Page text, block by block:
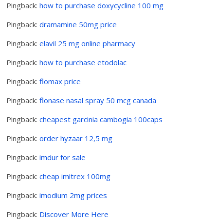
Pingback:how to purchase doxycycline 100 mg
Pingback:dramamine 50mg price
Pingback:elavil 25 mg online pharmacy
Pingback:how to purchase etodolac
Pingback:flomax price
Pingback:flonase nasal spray 50 mcg canada
Pingback:cheapest garcinia cambogia 100caps
Pingback:order hyzaar 12,5 mg
Pingback:imdur for sale
Pingback:cheap imitrex 100mg
Pingback:imodium 2mg prices
Pingback: Discover More Here